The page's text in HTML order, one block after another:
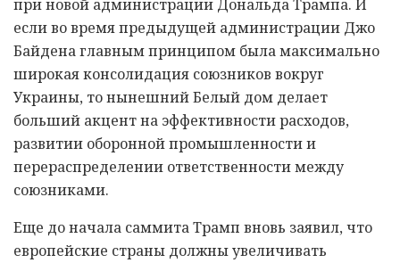
при новой администрации Дональда Трампа. И
если во время предыдущей администрации Джо
Байдена главным принципом была максимально
широкая консолидация союзников вокруг
Украины, то нынешний Белый дом делает
больший акцент на эффективности расходов,
развитии оборонной промышленности и
перераспределении ответственности между
союзниками.
Еще до начала саммита Трамп вновь заявил, что
европейские страны должны увеличивать